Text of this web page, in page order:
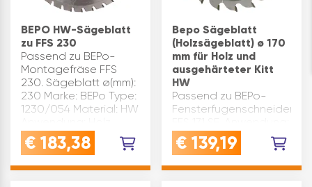
BEPO HW-Sägeblatt
zu FFS 230
Passend zu BEPo-
Montagefräse FFS
230. Sägeblatt ø(mm):
230 Marke: BEPo Type:
1230/054 Material: HW
Zähnezahl: 34
Inhaltsangabe (ST): 1
€ 183,38
Bepo Sägeblatt
(Holzsägeblatt) ø 170
mm für Holz und
ausgehärteter Kitt
HW
Passend zu BEPo-
Fensterfugenschneider
Holz, ausgehärteter
Kitt Material: HW
Zähnezahl: 18 Marke:
€ 139,19